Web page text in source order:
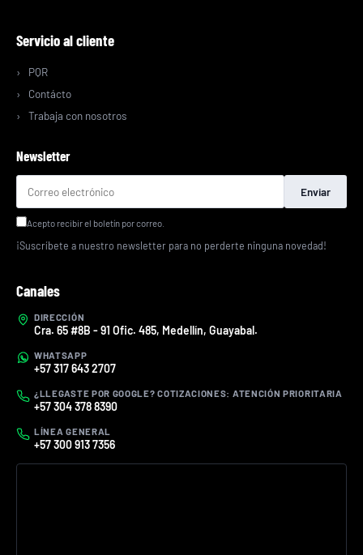
Servicio al cliente
PQR
Contácto
Trabaja con nosotros
Newsletter
Enviar
Acepto recibir el boletín por correo.
¡Suscríbete a nuestro newsletter para no perderte ninguna novedad!
Canales
DIRECCIÓN
Cra. 65 #8B - 91 Ofic. 485, Medellín, Guayabal.
WHATSAPP
+57 317 643 2707
¿LLEGASTE POR GOOGLE? COTIZACIONES: ATENCIÓN PRIORITARIA
+57 304 378 8390
LÍNEA GENERAL
+57 300 913 7356